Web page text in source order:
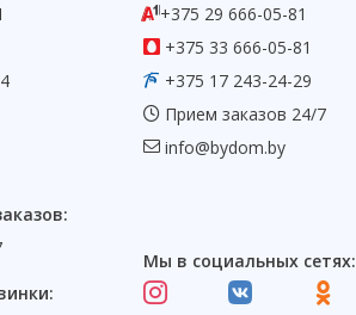
+375 29 666-05-81
+375 33 666-05-81
+375 17 243-24-29
Прием заказов 24/7
info@bydom.by
Мы в социальных сетях: